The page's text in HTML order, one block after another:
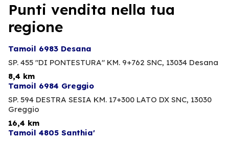
Punti vendita nella tua
regione
Tamoil 6983 Desana
SP. 455 "DI PONTESTURA" KM. 9+762 SNC, 13034 Desana
8,4 km
Tamoil 6984 Greggio
SP. 594 DESTRA SESIA KM. 17+300 LATO DX SNC, 13030
Greggio
16,4 km
Tamoil 4805 Santhia'